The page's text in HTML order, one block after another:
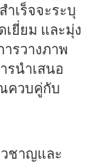
เร็จจะระบุ
ยี่ยม และมุ่ง
รวางภาพ
รนำเสนอ
ควบคู่กับ
ชาญและ